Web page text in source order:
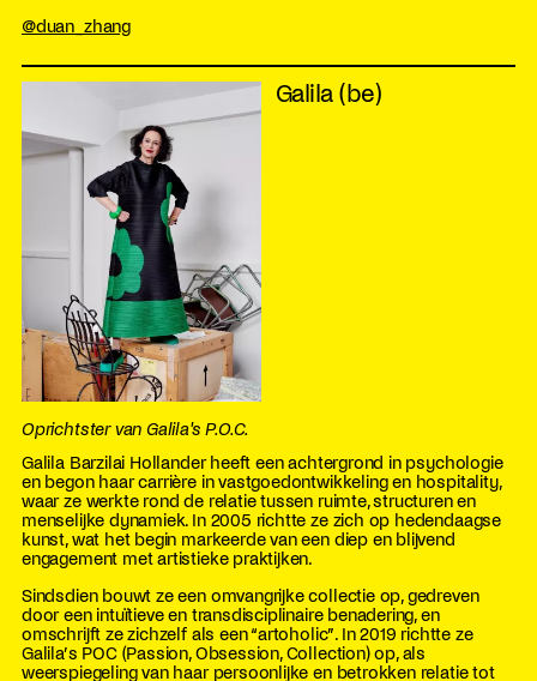
@duan_zhang
Galila (be)
Oprichtster van Galila's P.O.C.
Galila Barzilai Hollander heeft een achtergrond in psychologie
en begon haar carrière in vastgoedontwikkeling en hospitality,
waar ze werkte rond de relatie tussen ruimte, structuren en
menselijke dynamiek. In 2005 richtte ze zich op hedendaagse
kunst, wat het begin markeerde van een diep en blijvend
engagement met artistieke praktijken.
Sindsdien bouwt ze een omvangrijke collectie op, gedreven
door een intuïtieve en transdisciplinaire benadering, en
omschrijft ze zichzelf als een “artoholic”. In 2019 richtte ze
Galila’s POC (Passion, Obsession, Collection) op, als
weerspiegeling van haar persoonlijke en betrokken relatie tot